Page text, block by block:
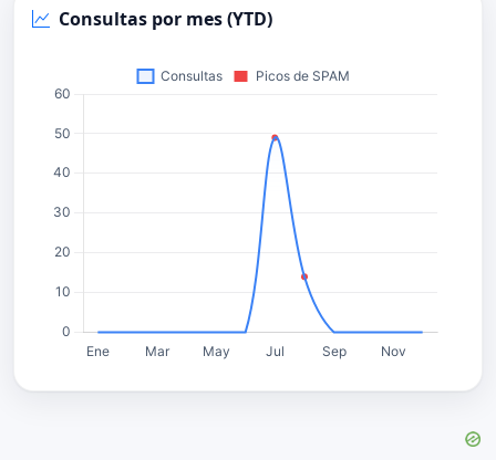
Consultas por mes (YTD)